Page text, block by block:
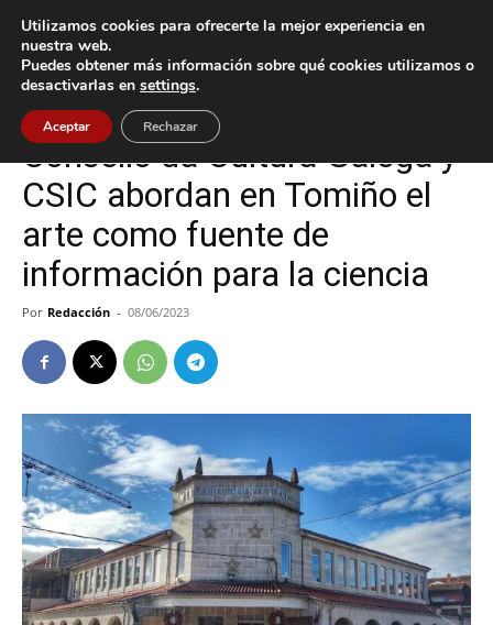
Inicio Tomiño
Tomiño
Consello da Cultura Galega y
CSIC abordan en Tomiño el
arte como fuente de
información para la ciencia
Por Redacción - 08/06/2023
Utilizamos cookies para ofrecerte la mejor experiencia en
nuestra web.
Puedes obtener más información sobre qué cookies utilizamos o
desactivarlas en settings.
Aceptar Rechazar